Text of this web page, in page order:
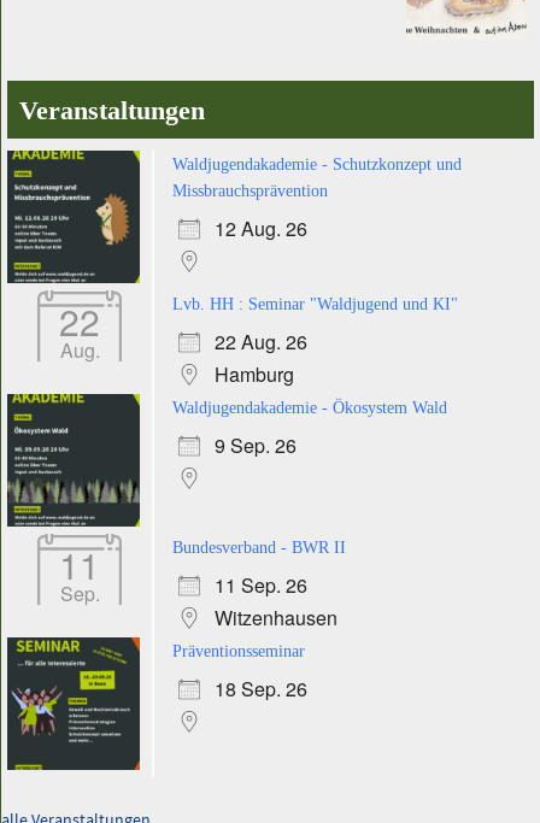
Veranstaltungen
Waldjugendakademie - Schutzkonzept und
Missbrauchsprävention
12 Aug. 26
22
Aug.
Lvb. HH : Seminar "Waldjugend und KI"
22 Aug. 26
Hamburg
Waldjugendakademie - Ökosystem Wald
9 Sep. 26
11
Sep.
Bundesverband - BWR II
11 Sep. 26
Witzenhausen
Präventionsseminar
18 Sep. 26